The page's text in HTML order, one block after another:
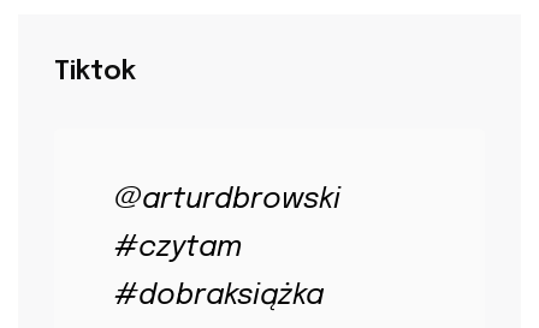
Tiktok
@arturdbrowski
#czytam
#dobraksiążka